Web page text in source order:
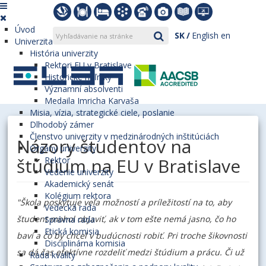
SK English en
Úvod
Univerzita
História univerzity
Rektori EU v Bratislave
Historické míľniky
Významní absolventi
Medaila Imricha Karvaša
Misia, vízia, strategické ciele, poslanie
Dlhodobý zámer
Členstvo univerzity v medzinárodných inštitúciách
Orgány univerzity
Rektor
Vedenie univerzity
Akademický senát
Kolégium rektora
Vedecká rada
Správna rada
Etická komisia
Disciplinárna komisia
Rada kvality
Názory študentov na
štúdium na EU v Bratislave
"Škola poskytuje veľa možností a príležitostí na to, aby
študent mohol objaviť, ak v tom ešte nemá jasno, čo ho
baví a čo by chcel v budúcnosti robiť. Pri troche šikovnosti
sa dá čas efektívne rozdeliť medzi štúdium a prácu. Či už